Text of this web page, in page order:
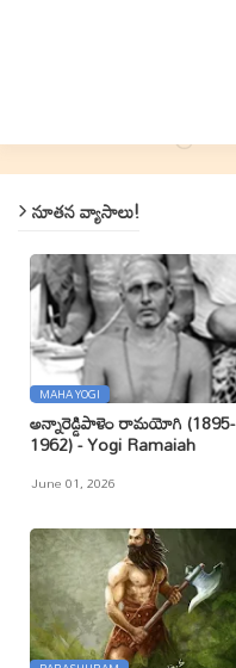
నూతన వ్యాసాలు!
MAHA YOGI
అన్నారెడ్డిపాళెం రామయోగి (1895-
1962) - Yogi Ramaiah
June 01, 2026